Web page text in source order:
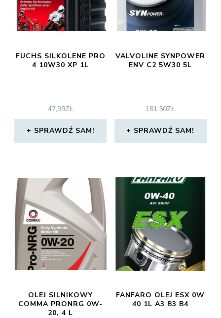
FUCHS SILKOLENE PRO
4 10W30 XP 1L
47,99ZŁ
SPRAWDŹ SAM!
VALVOLINE SYNPOWER
ENV C2 5W30 5L
181,50ZŁ
SPRAWDŹ SAM!
OLEJ SILNIKOWY
COMMA PRONRG 0W-
20, 4 L
FANFARO OLEJ ESX 0W
40 1L A3 B3 B4